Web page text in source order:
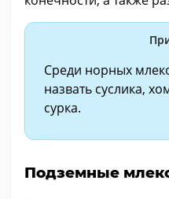
Среди норных
назвать суслика,
сурка.
Подземные